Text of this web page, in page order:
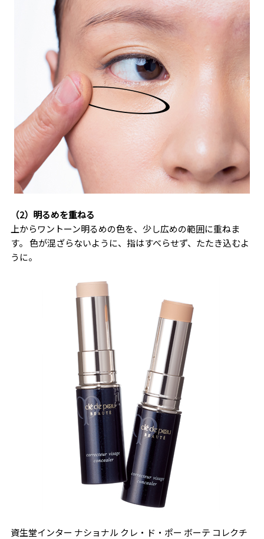
（2）明るめを重ねる
上からワントーン明るめの色を、少し広めの範囲に重ねま
す。 色が混ざらないように、指はすべらせず、たたき込むよ
うに。
資生堂インター ナショナル クレ・ド・ポー ボーテ コレクチ